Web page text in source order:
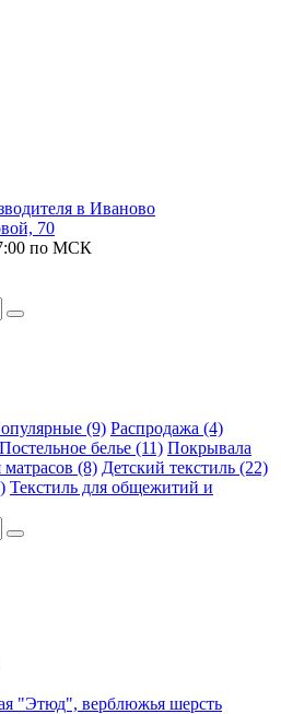
70
по МСК
(9) Распродажа (4)
Постельное белье (11) Покрывала
матрасов (8) Детский текстиль (22)
Текстиль для общежитий и
"Этюд", верблюжья шерсть